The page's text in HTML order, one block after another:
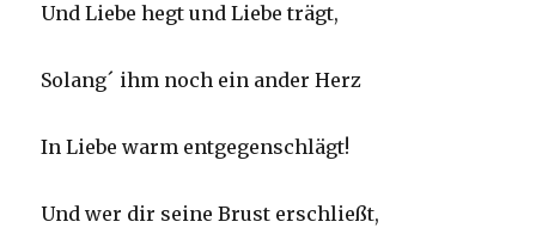
Und Liebe hegt und Liebe trägt,
Solang´ ihm noch ein ander Herz
In Liebe warm entgegenschlägt!
Und wer dir seine Brust erschließt,